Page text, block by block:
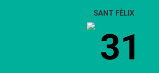
SANT FÈLIX
31